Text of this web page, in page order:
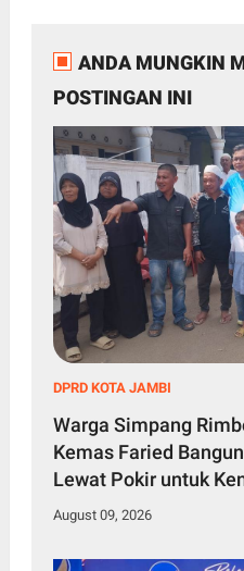
ANDA MUNGKIN
POSTINGAN INI
DPRD KOTA JAMBI
Warga Simpang
Kemas Faried
Lewat Pokir untuk
Akbar
August 09, 2026